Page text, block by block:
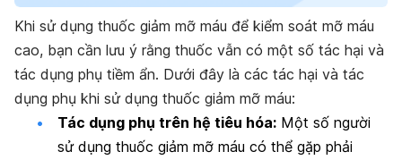
Khi sử dụng thuốc giảm mỡ máu để kiểm soát mỡ máu
cao, bạn cần lưu ý rằng thuốc vẫn có một số tác hại và
tác dụng phụ tiềm ẩn. Dưới đây là các tác hại và tác
dụng phụ khi sử dụng thuốc giảm mỡ máu:
Tác dụng phụ trên hệ tiêu hóa: Một số người
sử dụng thuốc giảm mỡ máu có thể gặp phải